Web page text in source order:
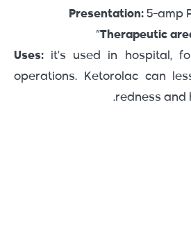
Presentation: 5-amp
Therapeutic
Uses: it’s used in hospital,
operations. Ketorolac can
redness and